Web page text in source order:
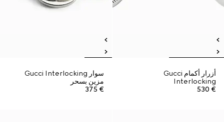
أزرار أكمام Gucci
Interlocking
€ 530
سوار Gucci Interlocking
مزين بسحر
€ 375